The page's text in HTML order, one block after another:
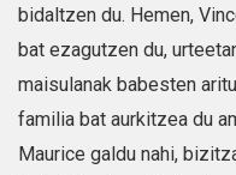
bidaltzen du. Hemen,
bat ezagutzen du,
maisulanak babesten
familia bat aurkitzea du
Maurice galdu nahi,